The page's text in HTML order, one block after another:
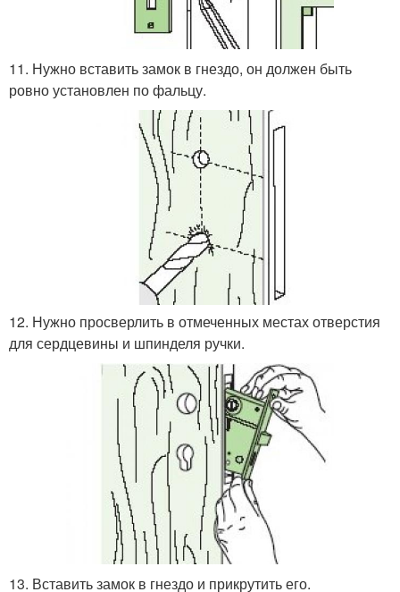
11. Нужно вставить замок в гнездо, он должен быть
ровно установлен по фальцу.
12. Нужно просверлить в отмеченных местах отверстия
для сердцевины и шпинделя ручки.
13. Вставить замок в гнездо и прикрутить его.